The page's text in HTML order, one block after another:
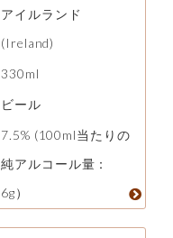
アイルランド
(Ireland)
330ml
ビール
7.5% (100ml当たりの
純アルコール量：
6g）